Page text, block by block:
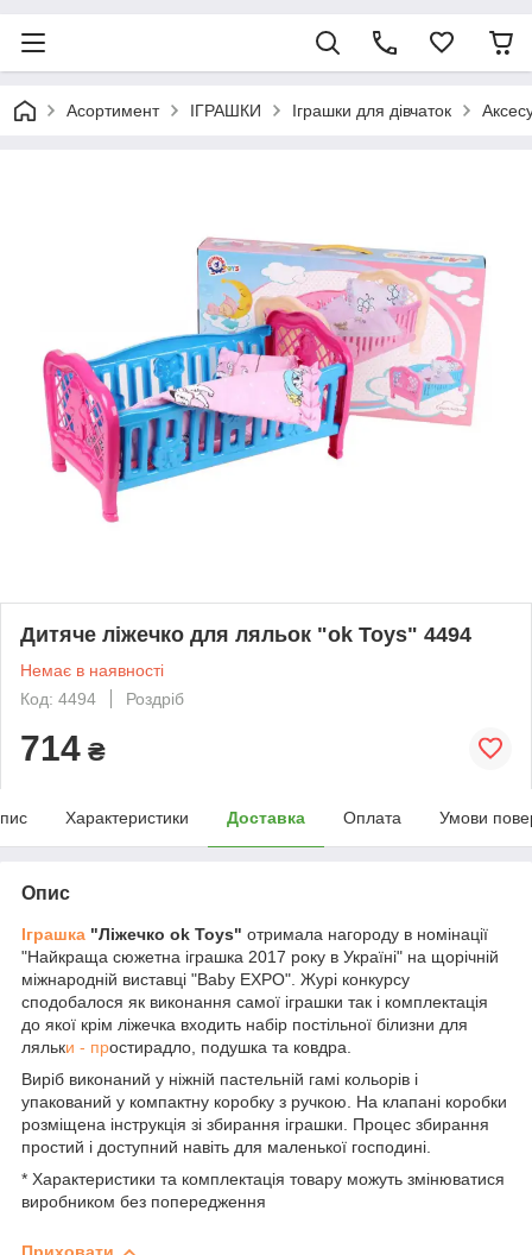
Асортимент ІГРАШКИ Іграшки для дівчаток
Дитяче ліжечко для ляльок "ok Toys" 4494
Немає в наявності
Код: 4494
Роздріб
714 ₴
Характеристики Доставка Оплата Умови
Опис
Іграшка "Ліжечко ok Toys" отримала нагороду в номінації
"Найкраща сюжетна іграшка 2017 року в Україні" на щорічній
міжнародній виставці "Baby EXPO". Журі конкурсу
сподобалося як виконання самої іграшки так і комплектація
до якої крім ліжечка входить набір постільної білизни для
ляльки - простирадло, подушка та ковдра.
Виріб виконаний у ніжній пастельній гамі кольорів і
упакований у компактну коробку з ручкою. На клапані коробки
розміщена інструкція зі збирання іграшки. Процес збирання
простий і доступний навіть для маленької господині.
* Характеристики та комплектація товару можуть змінюватися
виробником без попередження
Приховати